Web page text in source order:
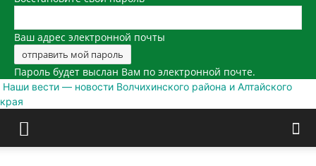
Ваш адрес электронной почты
Пароль будет выслан Вам по электронной почте.
Наши вести — новости Волчихинского района и Алтайского
края